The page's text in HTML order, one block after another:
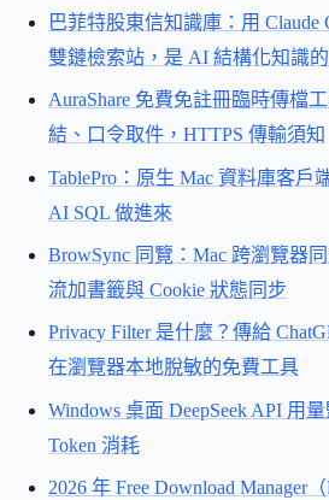
巴菲特股東信知識庫：用 Claude
雙鏈檢索站，是 AI 結構化知識
AuraShare 免費免註冊臨時傳檔
結、口令取件，HTTPS 傳輸須知
TablePro：原生 Mac 資料庫客戶
AI SQL 做進來
BrowSync 同覽：Mac 跨瀏覽器
流加書籤與 Cookie 狀態同步
Privacy Filter 是什麼？傳給
在瀏覽器本地脫敏的免費工具
Windows 桌面 DeepSeek API 用
Token 消耗
2026 年 Free Download Manager